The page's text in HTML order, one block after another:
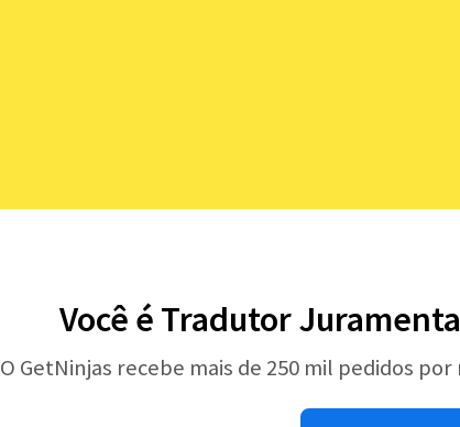
Você é Tradutor
O GetNinjas recebe mais de 250 mil pedidos